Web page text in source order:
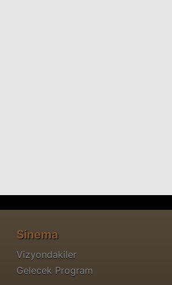
Sinema
Vizyondakiler
Gelecek Program